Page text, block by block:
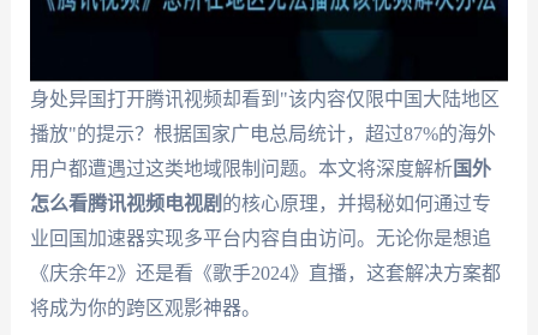
身处异国打开腾讯视频却看到"该内容仅限中国大陆地区
播放"的提示？根据国家广电总局统计，超过87%的海外
用户都遭遇过这类地域限制问题。本文将深度解析国外
怎么看腾讯视频电视剧 的核心原理，并揭秘如何通过专
业回国加速器实现多平台内容自由访问。无论你是想追
《庆余年2》还是看《歌手2024》直播，这套解决方案都
将成为你的跨区观影神器。